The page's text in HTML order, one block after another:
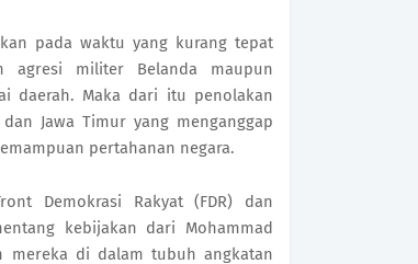
pada waktu yang kurang tepat
agresi militer Belanda maupun
daerah. Maka dari itu penolakan
Jawa Timur yang menganggap
pertahanan negara.
Demokrasi Rakyat (FDR) dan
kebijakan dari Mohammad
mereka di dalam tubuh angkatan